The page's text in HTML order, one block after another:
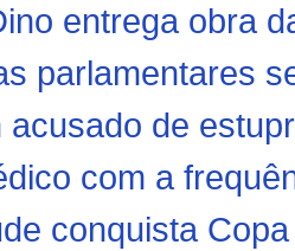
entrega obra
parlamentares
acusado de
com a
conquista